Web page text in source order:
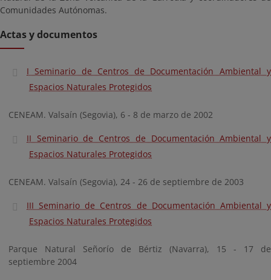
Comunidades Autónomas.
Actas y documentos
I Seminario de Centros de Documentación Ambiental y
Espacios Naturales Protegidos
CENEAM. Valsaín (Segovia), 6 - 8 de marzo de 2002
II Seminario de Centros de Documentación Ambiental y
Espacios Naturales Protegidos
CENEAM. Valsaín (Segovia), 24 - 26 de septiembre de 2003
III Seminario de Centros de Documentación Ambiental y
Espacios Naturales Protegidos
Parque Natural Señorío de Bértiz (Navarra), 15 - 17 de
septiembre 2004